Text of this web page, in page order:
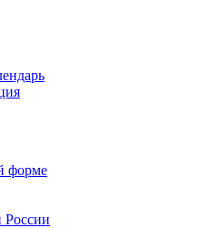
форме
России